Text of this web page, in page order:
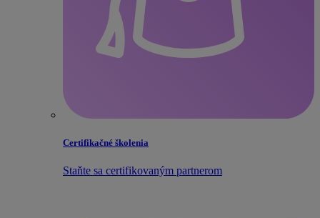
Certifikačné školenia
Staňte sa certifikovaným partnerom